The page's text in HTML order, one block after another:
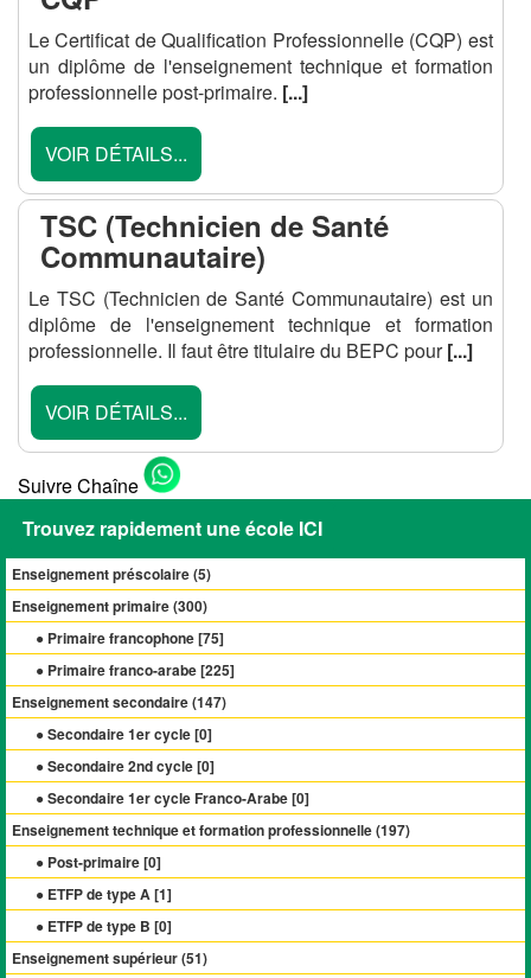
Le Certificat de Qualification Professionnelle (CQP) est
un diplôme de l'enseignement technique et formation
professionnelle post-primaire. [...]
VOIR DÉTAILS...
TSC (Technicien de Santé
Communautaire)
Le TSC (Technicien de Santé Communautaire) est un
diplôme de l'enseignement technique et formation
professionnelle. Il faut être titulaire du BEPC pour[...]
VOIR DÉTAILS...
Suivre Chaîne
Trouvez rapidement une école ICI
Enseignement préscolaire (5)
Enseignement primaire (300)
● Primaire francophone [75]
● Primaire franco-arabe [225]
Enseignement secondaire (147)
● Secondaire 1er cycle [0]
● Secondaire 2nd cycle [0]
● Secondaire 1er cycle Franco-Arabe [0]
Enseignement technique et formation professionnelle (197)
● Post-primaire [0]
● ETFP de type A [1]
● ETFP de type B [0]
Enseignement supérieur (51)